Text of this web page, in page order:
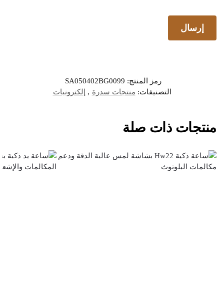
رمز المنتج: SA050402BG0099
التصنيفات: منتجات سدرة , إلكترونيات
منتجات ذات صلة